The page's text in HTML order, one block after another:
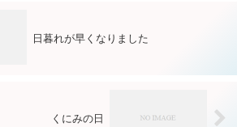
日暮れが早くなりました
くにみの日